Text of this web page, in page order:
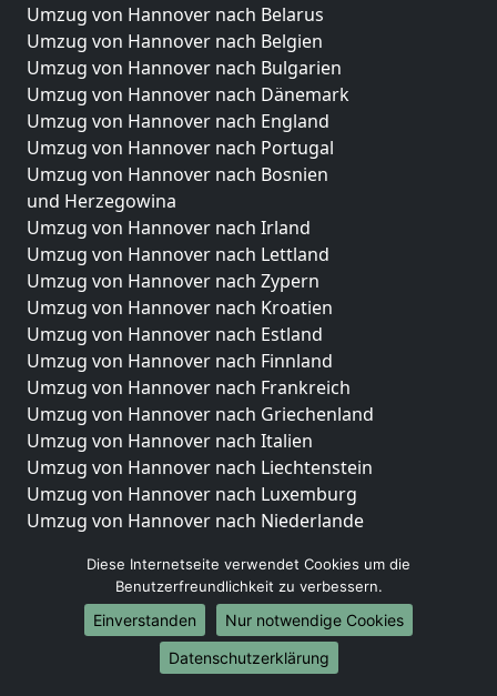
Umzug von Hannover nach Belarus
Umzug von Hannover nach Belgien
Umzug von Hannover nach Bulgarien
Umzug von Hannover nach Dänemark
Umzug von Hannover nach England
Umzug von Hannover nach Portugal
Umzug von Hannover nach Bosnien
und Herzegowina
Umzug von Hannover nach Irland
Umzug von Hannover nach Lettland
Umzug von Hannover nach Zypern
Umzug von Hannover nach Kroatien
Umzug von Hannover nach Estland
Umzug von Hannover nach Finnland
Umzug von Hannover nach Frankreich
Umzug von Hannover nach Griechenland
Umzug von Hannover nach Italien
Umzug von Hannover nach Liechtenstein
Umzug von Hannover nach Luxemburg
Umzug von Hannover nach Niederlande
Umzüge-Deutschlandweit
Umzug von Hannover nach Berlin
Umzug von Hannover nach Hamburg
Umzug von Hannover nach München
Diese Internetseite verwendet Cookies um die
Benutzerfreundlichkeit zu verbessern.
Einverstanden
Nur notwendige Cookies
Datenschutzerklärung